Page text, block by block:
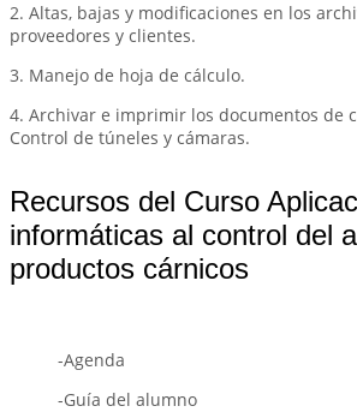
2. Altas, bajas y modificaciones en los
proveedores y clientes.
3. Manejo de hoja de cálculo.
4. Archivar e imprimir los documentos de
Control de túneles y cámaras.
Recursos del Curso
informáticas al control del
productos cárnicos
-Agenda
-Guía del alumno